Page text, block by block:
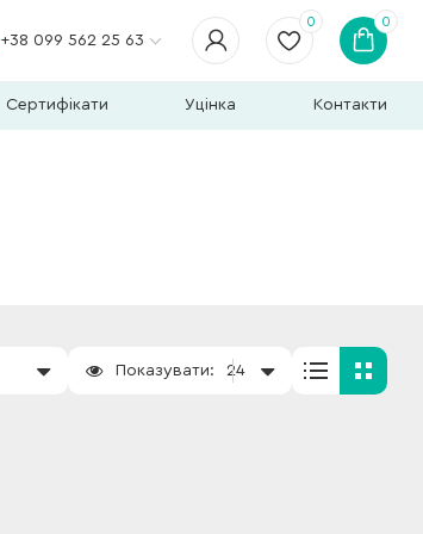
+38 099 562 25 63
0 0
Сертифікати Уцінка Контакти
Показувати: 24